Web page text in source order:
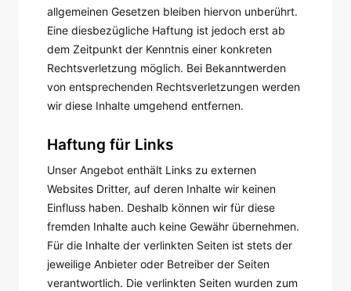
allgemeinen Gesetzen bleiben hiervon unberührt.
Eine diesbezügliche Haftung ist jedoch erst ab
dem Zeitpunkt der Kenntnis einer konkreten
Rechtsverletzung möglich. Bei Bekanntwerden
von entsprechenden Rechtsverletzungen werden
wir diese Inhalte umgehend entfernen.
Haftung für Links
Unser Angebot enthält Links zu externen
Websites Dritter, auf deren Inhalte wir keinen
Einfluss haben. Deshalb können wir für diese
fremden Inhalte auch keine Gewähr übernehmen.
Für die Inhalte der verlinkten Seiten ist stets der
jeweilige Anbieter oder Betreiber der Seiten
verantwortlich. Die verlinkten Seiten wurden zum